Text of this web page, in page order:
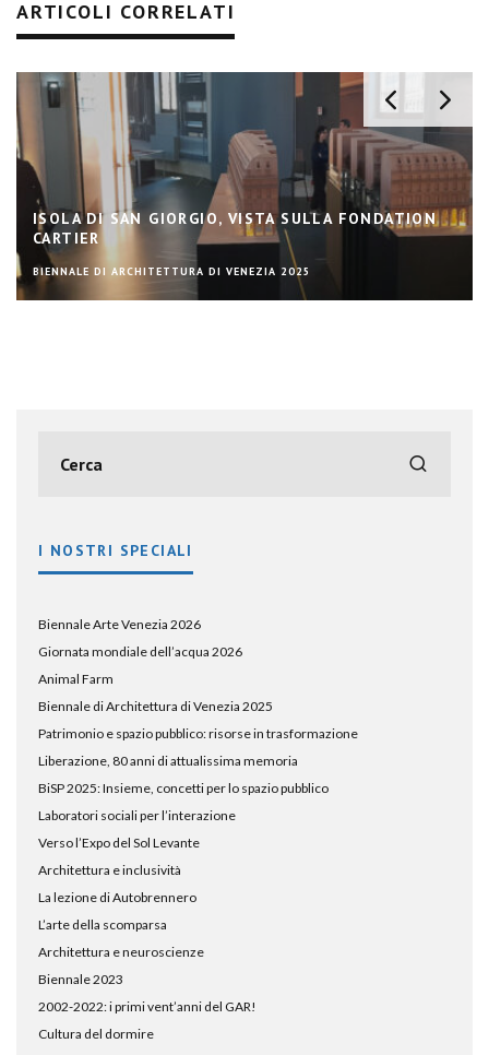
ARTICOLI CORRELATI
ISOLA DI SAN GIORGIO, VISTA SULLA FONDATION
CARTIER
BIENNALE DI ARCHITETTURA DI VENEZIA 2025
I NOSTRI SPECIALI
Biennale Arte Venezia 2026
Giornata mondiale dell’acqua 2026
Animal Farm
Biennale di Architettura di Venezia 2025
Patrimonio e spazio pubblico: risorse in trasformazione
Liberazione, 80 anni di attualissima memoria
BiSP 2025: Insieme, concetti per lo spazio pubblico
Laboratori sociali per l’interazione
Verso l’Expo del Sol Levante
Architettura e inclusività
La lezione di Autobrennero
L’arte della scomparsa
Architettura e neuroscienze
Biennale 2023
2002-2022: i primi vent’anni del GAR!
Cultura del dormire